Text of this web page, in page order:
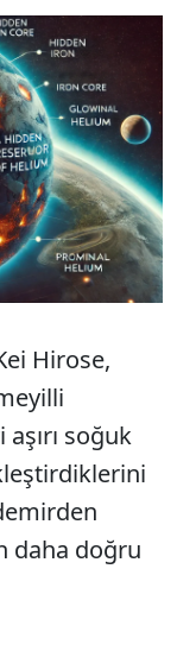
Hirose,
soğuk
daha doğru